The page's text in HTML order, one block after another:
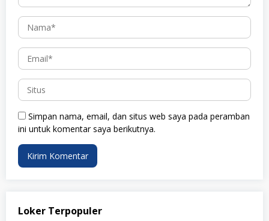
Simpan nama, email, dan situs web saya pada peramban
ini untuk komentar saya berikutnya.
Loker Terpopuler